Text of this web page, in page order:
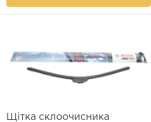
Щітка склоочисника